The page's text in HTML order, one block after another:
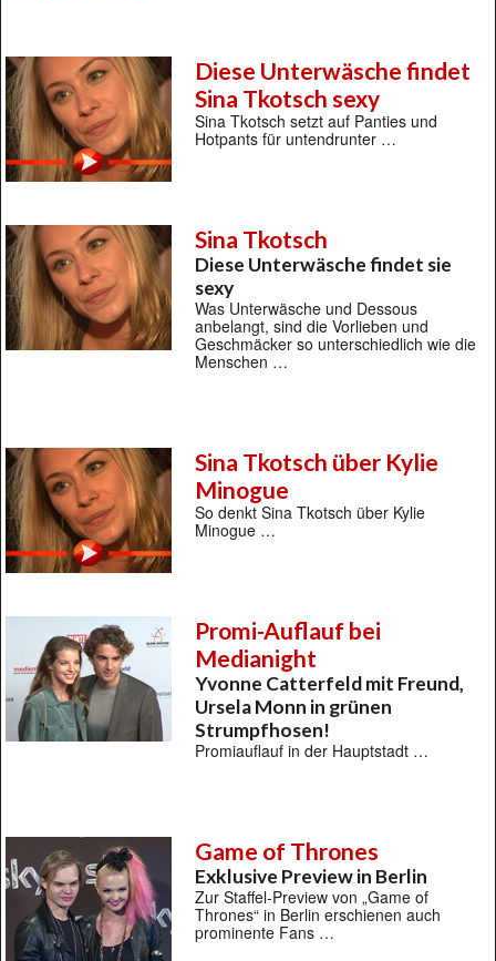
Diese Unterwäsche findet
Sina Tkotsch sexy
Sina Tkotsch setzt auf Panties und
Hotpants für untendrunter …
Sina Tkotsch
Diese Unterwäsche findet sie
sexy
Was Unterwäsche und Dessous
anbelangt, sind die Vorlieben und
Geschmäcker so unterschiedlich wie die
Menschen …
Sina Tkotsch über Kylie
Minogue
So denkt Sina Tkotsch über Kylie
Minogue …
Promi-Auflauf bei
Medianight
Yvonne Catterfeld mit Freund,
Ursela Monn in grünen
Strumpfhosen!
Promiauflauf in der Hauptstadt …
Game of Thrones
Exklusive Preview in Berlin
Zur Staffel-Preview von „Game of
Thrones“ in Berlin erschienen auch
prominente Fans …